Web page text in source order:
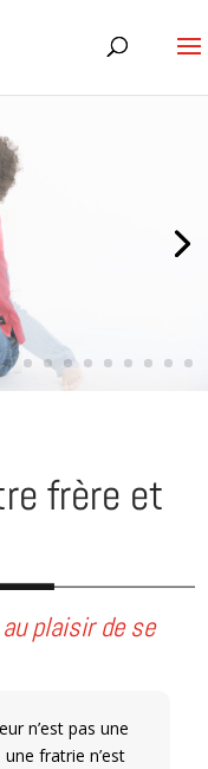
frère et
plaisir de se
n’est pas une
fratrie n’est